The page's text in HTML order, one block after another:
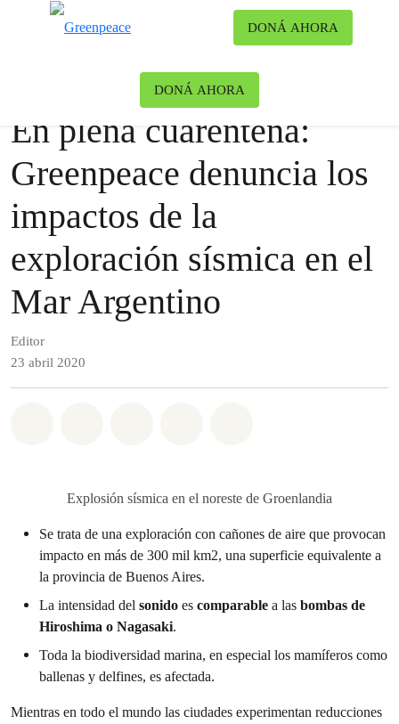
DONÁ AHORA
DONÁ AHORA
En plena cuarentena:
Greenpeace denuncia los
impactos de la
exploración sísmica en el
Mar Argentino
Editor
23 abril 2020
Explosión sísmica en el noreste de Groenlandia
Se trata de una exploración con cañones de aire que provocan
impacto en más de 300 mil km2, una superficie equivalente a
la provincia de Buenos Aires.
La intensidad del sonido es comparable a las bombas de
Hiroshima o Nagasaki.
Toda la biodiversidad marina, en especial los mamíferos como
ballenas y delfines, es afectada.
Mientras en todo el mundo las ciudades experimentan reducciones